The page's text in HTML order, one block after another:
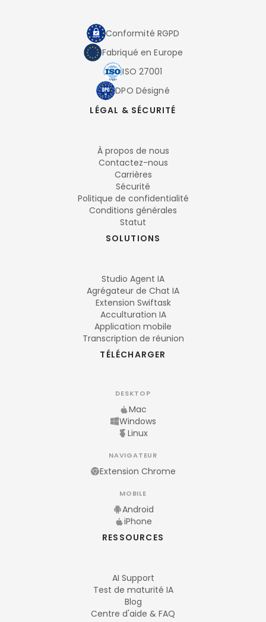
Conformité RGPD
Fabriqué en Europe
ISO 27001
DPO Désigné
LÉGAL & SÉCURITÉ
À propos de nous
Contactez-nous
Carrières
Sécurité
Politique de confidentialité
Conditions générales
Statut
SOLUTIONS
Studio Agent IA
Agrégateur de Chat IA
Extension Swiftask
Acculturation IA
Application mobile
Transcription de réunion
TÉLÉCHARGER
DESKTOP
Mac
Windows
Linux
NAVIGATEUR
Extension Chrome
MOBILE
Android
iPhone
RESSOURCES
AI Support
Test de maturité IA
Blog
Centre d'aide & FAQ